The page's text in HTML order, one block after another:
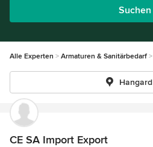
Suchen
Alle Experten Armaturen & Sanitärbedarf
Hangard
CE SA Import Export